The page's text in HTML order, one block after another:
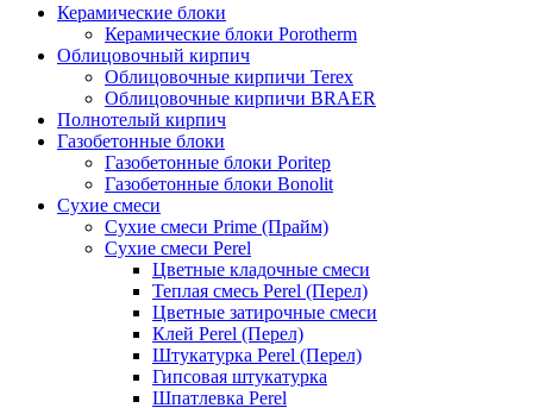
Керамические блоки
Керамические блоки Porotherm
Облицовочный кирпич
Облицовочные кирпичи Terex
Облицовочные кирпичи BRAER
Полнотелый кирпич
Газобетонные блоки
Газобетонные блоки Poritep
Газобетонные блоки Bonolit
Сухие смеси
Сухие смеси Prime (Прайм)
Сухие смеси Perel
Цветные кладочные смеси
Теплая смесь Perel (Перел)
Цветные затирочные смеси
Клей Perel (Перел)
Штукатурка Perel (Перел)
Гипсовая штукатурка
Шпатлевка Perel